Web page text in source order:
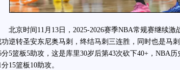
京时间11月13日，2025-2026赛季NBA常规赛继续激
功逆转圣安东尼奥马刺，终结马刺三连胜，同时也是马
分5篮板5助攻，这是库里30岁后第43次砍下40+，NBA
分15篮板10助攻。